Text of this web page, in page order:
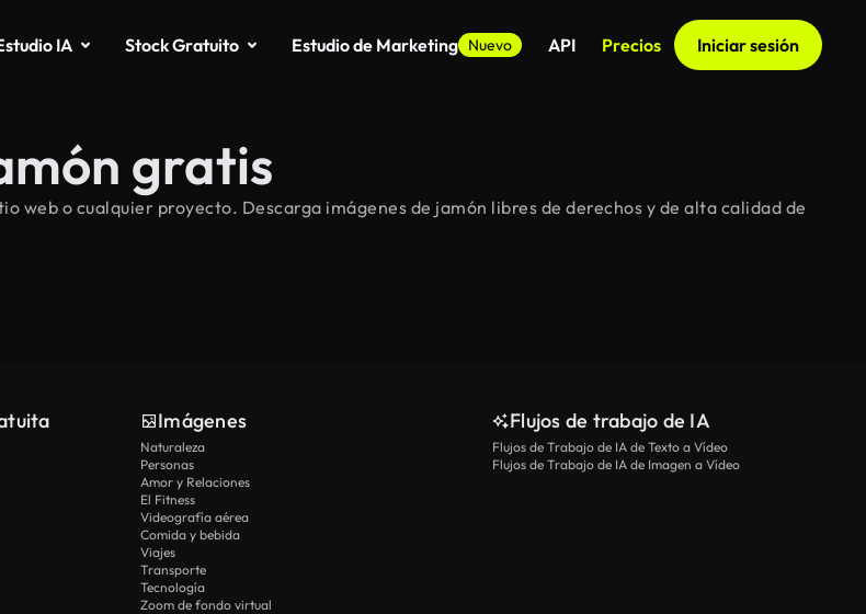
IA Stock Gratuito Estudio de Marketing Nuevo API Precios Iniciar sesión
gratis
web o cualquier proyecto. Descarga imágenes de jamón libres de derechos y de alta calidad de
Imágenes
Naturaleza
Personas
Amor y Relaciones
El Fitness
Videografía aérea
Comida y bebida
Viajes
Transporte
Tecnología
Zoom de fondo virtual
Flujos de trabajo de IA
Flujos de Trabajo de IA de Texto a Vídeo
Flujos de Trabajo de IA de Imagen a Vídeo